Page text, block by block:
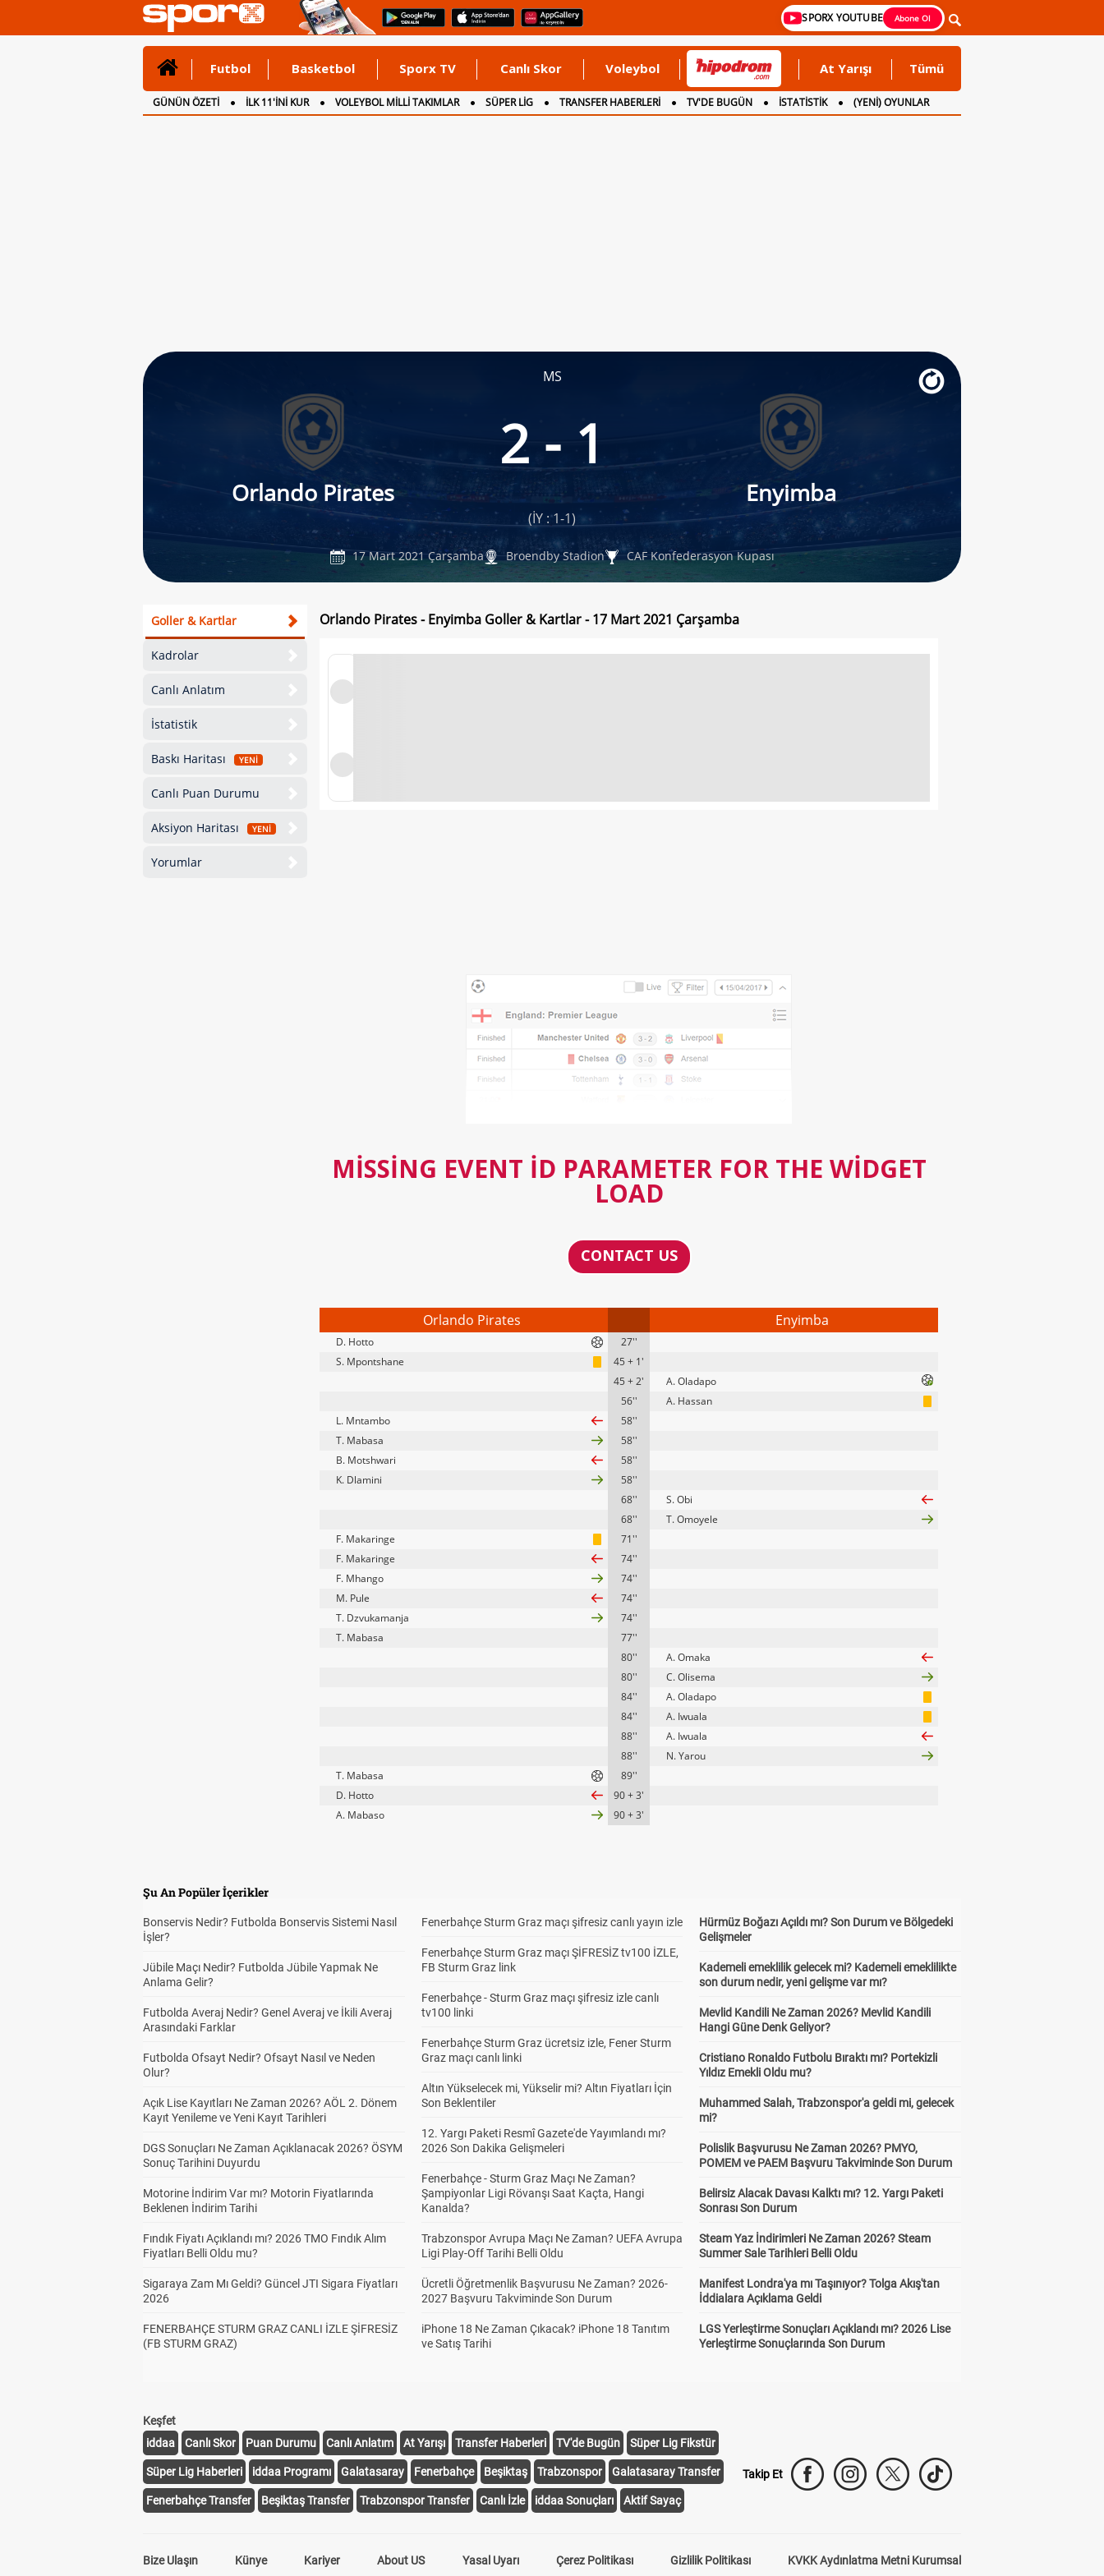
SPORX YOUTUBE Abone Ol
Futbol Basketbol Sporx TV Canlı Skor Voleybol At Yarışı Tümü
GÜNÜN ÖZETİ İLK 11'İNİ KUR VOLEYBOL MİLLİ TAKIMLAR SÜPER LİG TRANSFER HABERLERİ TV'DE BUGÜN İSTATİSTİK
(YENİ) OYUNLAR
CANLI ANLATIM
İNGİLTERE
MS
Orlando Pirates
2 - 1
Enyimba
(İY : 1-1)
17 Mart 2021 Çarşamba Broendby Stadion CAF Konfederasyon Kupası
Goller & Kartlar
Kadrolar
Canlı Anlatım
İstatistik
Baskı Haritası YENİ
Canlı Puan Durumu
Aksiyon Haritası YENİ
Yorumlar
Orlando Pirates - Enyimba Goller & Kartlar - 17 Mart 2021 Çarşamba
MISSING EVENT ID PARAMETER FOR THE WIDGET
LOAD
CONTACT US
Orlando Pirates Enyimba
D. Hotto
27''
S. Mpontshane
45 + 1'
45 + 2'
A. Oladapo
56''
A. Hassan
L. Mntambo
58''
T. Mabasa
58''
B. Motshwari
58''
K. Dlamini
58''
68''
S. Obi
68''
T. Omoyele
F. Makaringe
71''
F. Makaringe
74''
F. Mhango
74''
M. Pule
74''
T. Dzvukamanja
74''
T. Mabasa
77''
80''
A. Omaka
80''
C. Olisema
84''
A. Oladapo
84''
A. Iwuala
88''
A. Iwuala
88''
N. Yarou
T. Mabasa
89''
D. Hotto
90 + 3'
A. Mabaso
90 + 3'
Şu An Popüler İçerikler
Bonservis Nedir? Futbolda Bonservis Sistemi Nasıl
İşler?
Jübile Maçı Nedir? Futbolda Jübile Yapmak Ne
Anlama Gelir?
Futbolda Averaj Nedir? Genel Averaj ve İkili Averaj
Arasındaki Farklar
Futbolda Ofsayt Nedir? Ofsayt Nasıl ve Neden
Olur?
Açık Lise Kayıtları Ne Zaman 2026? AÖL 2. Dönem
Kayıt Yenileme ve Yeni Kayıt Tarihleri
DGS Sonuçları Ne Zaman Açıklanacak 2026? ÖSYM
Sonuç Tarihini Duyurdu
Motorine İndirim Var mı? Motorin Fiyatlarında
Beklenen İndirim Tarihi
Fındık Fiyatı Açıklandı mı? 2026 TMO Fındık Alım
Fiyatları Belli Oldu mu?
Sigaraya Zam Mı Geldi? Güncel JTI Sigara Fiyatları
2026
FENERBAHÇE STURM GRAZ CANLI İZLE ŞİFRESİZ
(FB STURM GRAZ)
Fenerbahçe Sturm Graz maçı şifresiz canlı yayın izle
Fenerbahçe Sturm Graz maçı ŞİFRESİZ tv100 İZLE,
FB Sturm Graz link
Fenerbahçe - Sturm Graz maçı şifresiz izle canlı
tv100 linki
Fenerbahçe Sturm Graz ücretsiz izle, Fener Sturm
Graz maçı canlı linki
Altın Yükselecek mi, Yükselir mi? Altın Fiyatları İçin
Son Beklentiler
12. Yargı Paketi Resmî Gazete'de Yayımlandı mı?
2026 Son Dakika Gelişmeleri
Fenerbahçe - Sturm Graz Maçı Ne Zaman?
Şampiyonlar Ligi Rövanşı Saat Kaçta, Hangi
Kanalda?
Trabzonspor Avrupa Maçı Ne Zaman? UEFA Avrupa
Ligi Play-Off Tarihi Belli Oldu
Ücretli Öğretmenlik Başvurusu Ne Zaman? 2026-
2027 Başvuru Takviminde Son Durum
iPhone 18 Ne Zaman Çıkacak? iPhone 18 Tanıtım
ve Satış Tarihi
Hürmüz Boğazı Açıldı mı? Son Durum ve Bölgedeki
Gelişmeler
Kademeli emeklilik gelecek mi? Kademeli emeklilikte
son durum nedir, yeni gelişme var mı?
Mevlid Kandili Ne Zaman 2026? Mevlid Kandili
Hangi Güne Denk Geliyor?
Cristiano Ronaldo Futbolu Bıraktı mı? Portekizli
Yıldız Emekli Oldu mu?
Muhammed Salah, Trabzonspor'a geldi mi, gelecek
mi?
Polislik Başvurusu Ne Zaman 2026? PMYO,
POMEM ve PAEM Başvuru Takviminde Son Durum
Belirsiz Alacak Davası Kalktı mı? 12. Yargı Paketi
Sonrası Son Durum
Steam Yaz İndirimleri Ne Zaman 2026? Steam
Summer Sale Tarihleri Belli Oldu
Manifest Londra'ya mı Taşınıyor? Tolga Akış'tan
İddialara Açıklama Geldi
LGS Yerleştirme Sonuçları Açıklandı mı? 2026 Lise
Yerleştirme Sonuçlarında Son Durum
Keşfet
iddaa
Canlı Skor Puan Durumu Canlı Anlatım At Yarışı Transfer Haberleri TV'de Bugün Süper Lig Fikstür
Süper Lig Haberleri iddaa Programı Galatasaray Fenerbahçe Beşiktaş Trabzonspor Galatasaray Transfer
Fenerbahçe Transfer Beşiktaş Transfer Trabzonspor Transfer Canlı İzle iddaa Sonuçları Aktif Sayaç
Takip Et
Bize Ulaşın Künye Kariyer About US Yasal Uyarı Çerez Politikası Gizlilik Politikası KVKK Aydınlatma Metni Kurumsal